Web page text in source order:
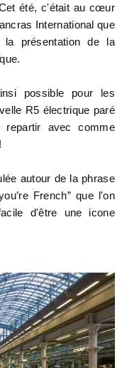
été, c'était au cœur
International que
présentation de la
possible pour les
R5 électrique paré
avec comme
autour de la phrase
French” que l'on
d'être une icone